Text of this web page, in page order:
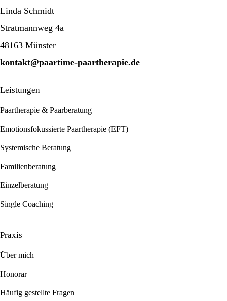
Linda Schmidt
Stratmannweg 4a
48163 Münster
kontakt@paartime-paartherapie.de
Leistungen
Paartherapie & Paarberatung
Emotionsfokussierte Paartherapie (EFT)
Systemische Beratung
Familienberatung
Einzelberatung
Single Coaching
Praxis
Über mich
Honorar
Häufig gestellte Fragen